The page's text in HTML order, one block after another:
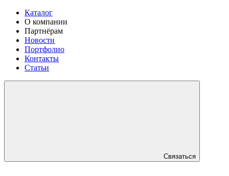
Каталог
О компании
Партнёрам
Новости
Портфолио
Контакты
Статьи
Связаться